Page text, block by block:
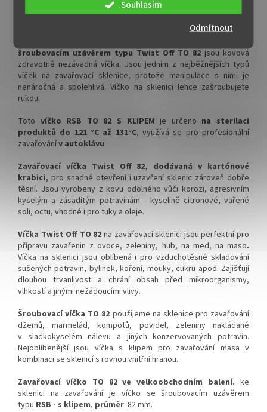
Odmítnout
Souhlasím
zdarma
odeslání!
!!! DOPRAVA ZDARMA POUZE
PRO OBJEDNÁVKY KARTONŮ
!!!
Velkoobchodní balení.
zdarma
✅ Víčka skladem a ihned k
odeslání!
!!! DOPRAVA ZDARMA POUZE
PRO OBJEDNÁVKY KARTONŮ
!!!
Velkoobchodní balení.
Víčka s klipem TO 82 na zavařovací sklenici se šroubovacím
šroubovacím uzávěrem typu Twist Off TO 82 jsou kovová
zdravotně nezávadná víčka. Jsou jedním z nejběžnějších typů
víček na zavařovací sklenice, protože manipulace s nimi je
nenáročná a spolehlivá. Víčko na sklenici lehce zašroubujete
rukou.
Toto víčko RSB TO 82 S KLIPEM je určeno na sterilaci
produktů do 121 °C až 131°C, využívá se pro profesionální
zavařovánív autoklávu.
Zavařovací víčka Twist Off 82, dodávaná v kartónové
krabici, pro snadné otevření i uzavření sklenic zároveň dobře
těsní. Jsou vyrobeny z kovu odolného vůči korozi, agresivním
kyselým a zásaditým potravinám - kyselině citronové, vařené
soli, octu, vhodné i pro tuky a oleje.
Víčka Twist Off TO 82 na zavařovací sklenici jsou perfektní pro
přípravu zavařenin z ovoce, zeleniny, hub, na med, na maso.
Víčka na sklenici jsou oblíbená i pro vzduchotěsné skladování
sušených potravin, bylinek, koření, mouky, cukru apod. Zajišťují
dlouhou trvanlivost a chrání obsah před mikroorganismy,
vlhkostí a jinými nežádoucími vlivy.
Šroubovací víčka TO 82 použijeme na sklenice pro zavařování
džemů, marmelád, kompotů, povidel, zeleniny nakládané
v sladkokyselém nálevu a jiných konzervovaných potravin.
Nejoblíbenější jsou víčka s klipem pro zavařování masa v
kombinaci se sklenicí s rovnou vnitřní hranou.
Zavařovací víčko TO 82 ve velkoobchodním balení. ke
sklenici na zavařování je víčko se šroubovacím uzávěrem
typu RSB - s klipem, průměr: 82 mm.